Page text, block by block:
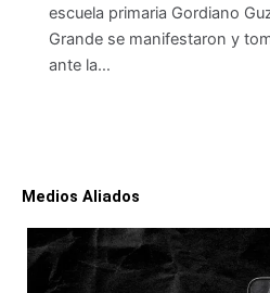
escuela primaria Gordiano
Grande se manifestaron y
ante la…
Medios Aliados